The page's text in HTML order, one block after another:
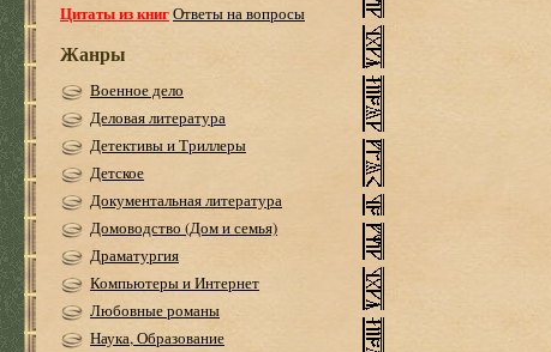
Цитаты из книгОтветы на вопросы
Жанры
Военное дело
Деловая литература
Детективы и Триллеры
Детское
Документальная литература
Домоводство (Дом и семья)
Драматургия
Компьютеры и Интернет
Любовные романы
Наука, Образование